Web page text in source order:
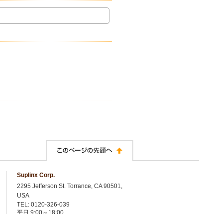
Suplinx Corp.
2295 Jefferson St. Torrance, CA 90501,
USA
TEL: 0120-326-039
平日 9:00～18:00